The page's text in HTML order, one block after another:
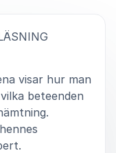
visar hur man
beteenden